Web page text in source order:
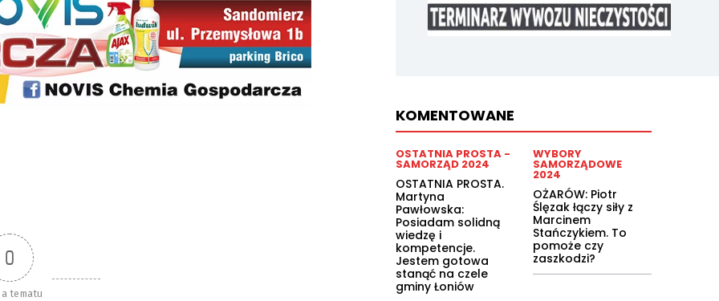
0
tematu
KOMENTOWANE
OSTATNIA PROSTA -
SAMORZĄD 2024
OSTATNIA PROSTA.
Martyna
Pawłowska:
Posiadam solidną
wiedzę i
kompetencje.
Jestem gotowa
stanąć na czele
gminy Łoniów
WYBORY
SAMORZĄDOWE
2024
OŻARÓW: Piotr
Ślęzak łączy siły z
Marcinem
Stańczykiem. To
pomoże czy
zaszkodzi?